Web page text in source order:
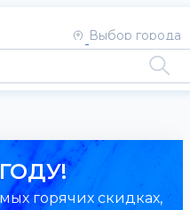
Выбор города
горячих скидках,